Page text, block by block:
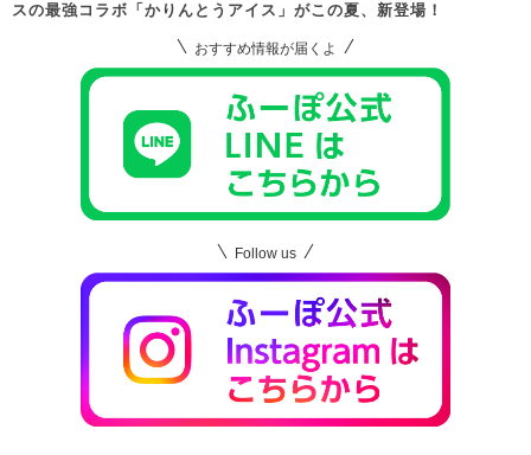
スの最強コラボ「かりんとうアイス」がこの夏、新登場！
おすすめ情報が届くよ
Follow us